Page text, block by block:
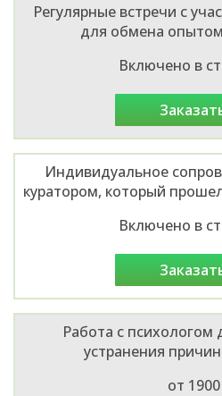
Регулярные встречи с
для обмена
Включено в
Индивидуальное
куратором, который
Включено в
Работа с психологом
устранения
от